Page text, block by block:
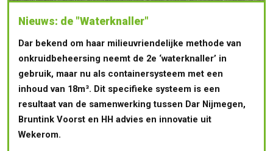
Nieuws: de "Waterknaller"
Dar bekend om haar milieuvriendelijke methode van
onkruidbeheersing neemt de 2e ‘waterknaller’ in
gebruik, maar nu als containersysteem met een
inhoud van 18m³. Dit specifieke systeem is een
resultaat van de samenwerking tussen Dar Nijmegen,
Bruntink Voorst en HH advies en innovatie uit
Wekerom.